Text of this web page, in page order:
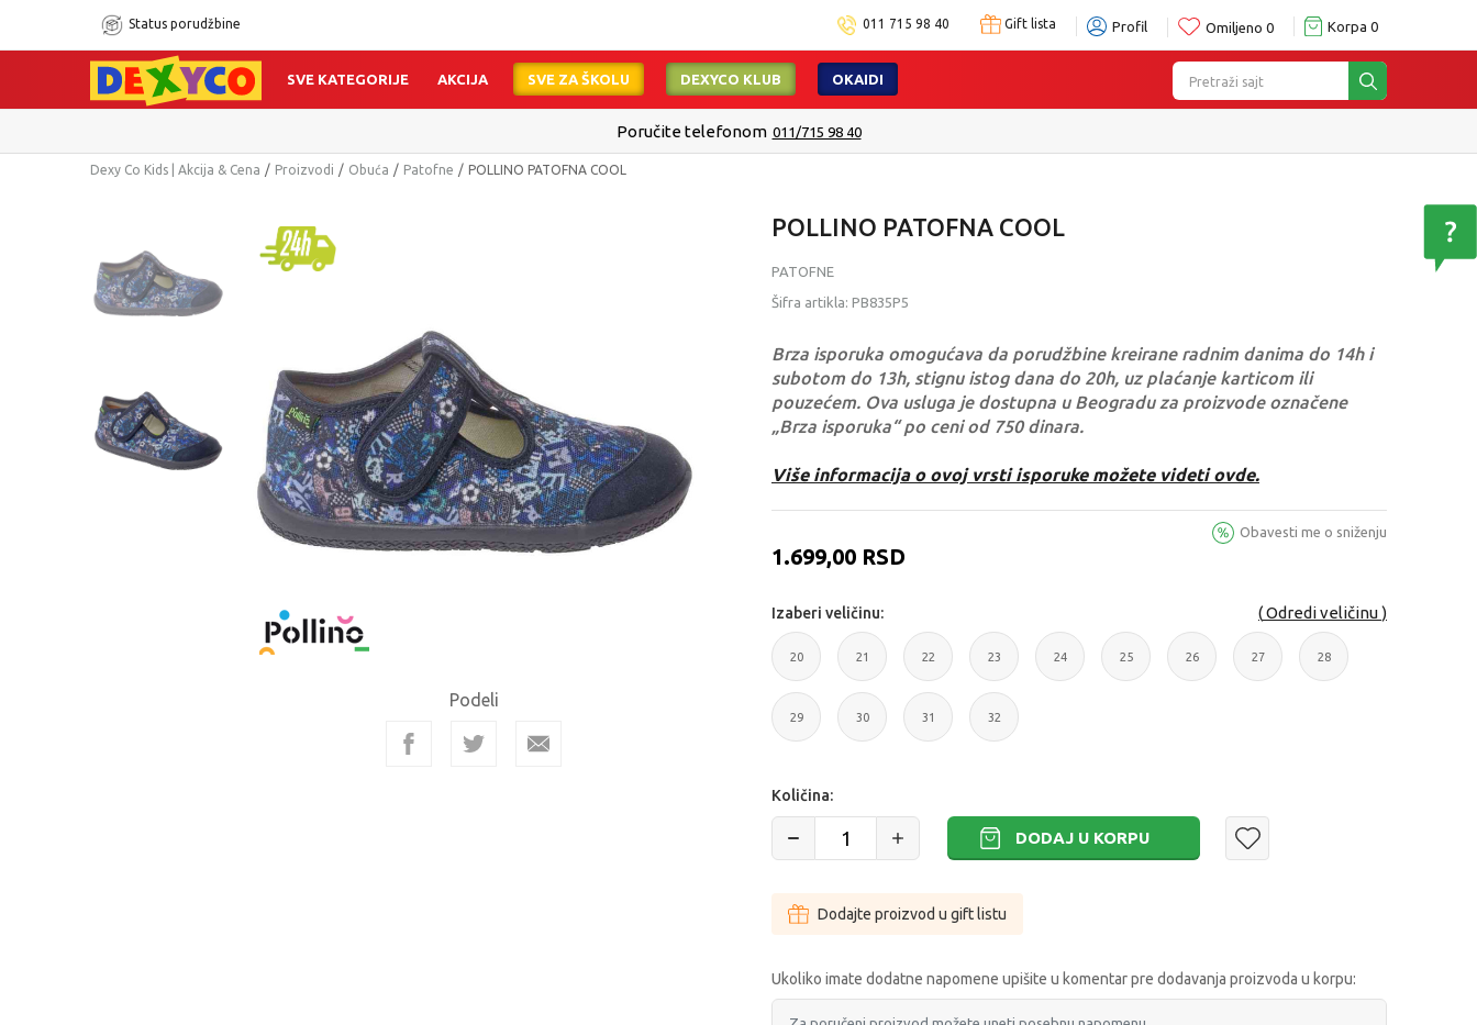
Status porudžbine 011 715 98 40 Gift lista Profil Omiljeno 0 Korpa 0
Pretraži sajt
SVE KATEGORIJE AKCIJA SVE ZA ŠKOLU DEXYCO KLUB OKAIDI
Poručite telefonom 011/715 98 40
Dexy Co Kids | Akcija & Cena Proizvodi Obuća Patofne POLLINO PATOFNA COOL
Podeli
POLLINO PATOFNA COOL
PATOFNE
Šifra artikla: PB835P5
Brza isporuka omogućava da porudžbine kreirane radnim danima do 14h i
subotom do 13h, stignu istog dana do 20h, uz plaćanje karticom ili
pouzećem. Ova usluga je dostupna u Beogradu za proizvode označene
„Brza isporuka“ po ceni od 750 dinara.
Više informacija o ovoj vrsti isporuke možete videti ovde.
1.699,00 RSD
Obavesti me o sniženju
Odredi veličinu
Izaberi veličinu:
20 21 22 23 24 25 26 27 28
29
30 31 32
Količina:
DODAJ U KORPU
Dodajte proizvod u gift listu
Ukoliko imate dodatne napomene upišite u komentar pre dodavanja proizvoda u korpu: